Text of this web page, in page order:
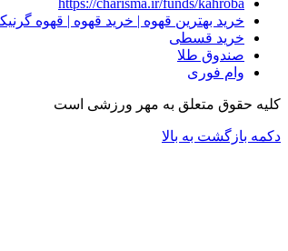
خرید بهترین قهوه | خرید قهوه | قهوه
خرید قسطی
صندوق طلا
وام فوری
کلیه حقوق متعلق به مهر ورزشی است
دکمه بازگشت به بالا